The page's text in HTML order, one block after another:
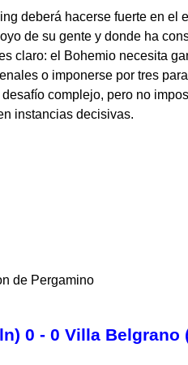
deberá hacerse fuerte en el
de su gente y donde ha
claro: el Bohemio necesita
o imponerse por tres
complejo, pero no
instancias decisivas.
de Pergamino
0 - 0 Villa Belgrano